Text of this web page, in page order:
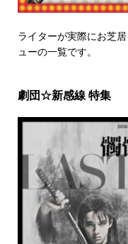
ライターが実際にお芝
ューの一覧です。
劇団☆新感線 特集